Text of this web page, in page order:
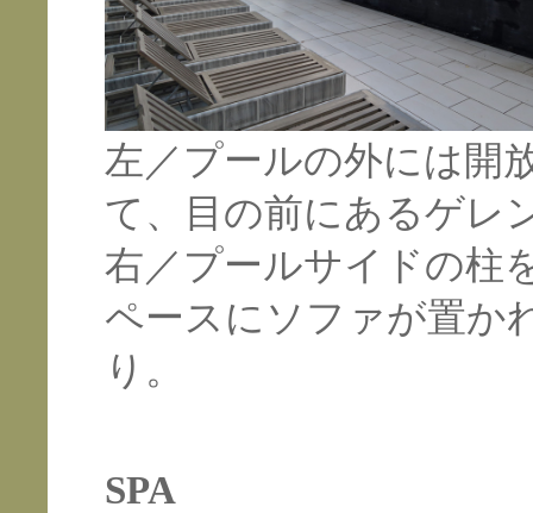
左／プールの外には開
て、目の前にあるゲレ
右／プールサイドの柱
ペースにソファが置か
り。
SPA